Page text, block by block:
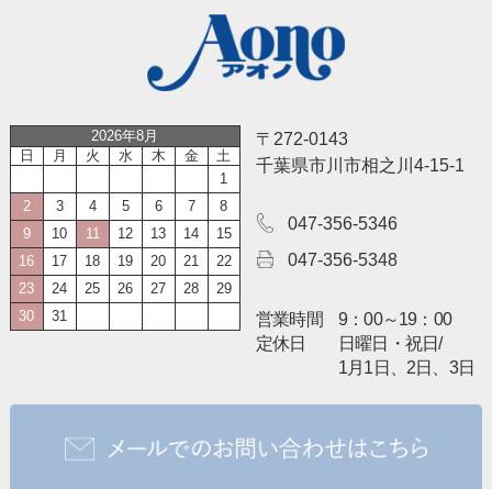
2026年8月
日
月 火 水 木 金
土
1
2
3 4 5 6 7
8
9
10 11 12 13 14
15
16
17 18 19 20 21
22
23
24 25 26 27 28
29
30
31
〒272-0143
千葉県市川市相之川4-15-1
047-356-5346
047-356-5348
営業時間
9：00～19：00
定休日
日曜日・祝日/
1月1日、2日、3日